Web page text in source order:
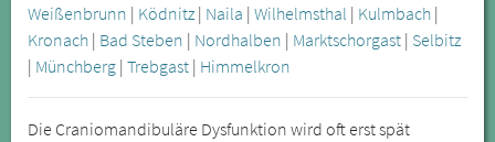
Weißenbrunn | Ködnitz | Naila | Wilhelmsthal | Kulmbach |
Kronach | Bad Steben | Nordhalben | Marktschorgast | Selbitz
| Münchberg | Trebgast | Himmelkron
Die Craniomandibuläre Dysfunktion wird oft erst spät